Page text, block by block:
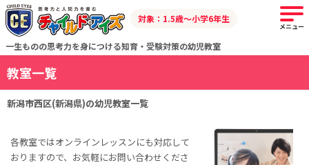
一生ものの思考力を身につける知育・受験対策の幼児教室
対象：1.5歳～小学6年生
メニュー
教室一覧
新潟市西区(新潟県)の幼児教室一覧
各教室ではオンラインレッスンにも対応して
おりますので、お気軽にお問い合わせくださ